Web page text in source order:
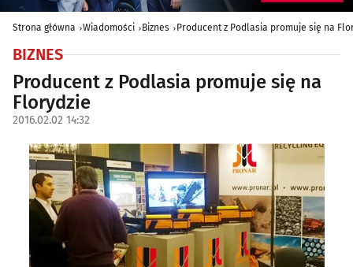
Strona główna Wiadomości Biznes Producent z Podlasia promuje się na
BIZNES
Producent z Podlasia promuje się na
Florydzie
2016.02.02 14:32